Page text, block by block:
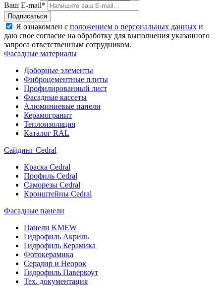
Ваш E-mail*
Подписаться
Я ознакомлен с положением о персональных данных и
даю свое согласие на обработку для выполнения указанного
запроса ответственным сотрудником.
Фасадные материалы
Доборные элементы
Фиброцементные плиты
Профилированный лист
Фасадные кассеты
Алюминиевые панели
Керамогранит
Теплоизоляция
Каталог RAL
Сайдинг Cedral
Краска Cedral
Профиль Cedral
Саморезы Cedral
Кронштейны Cedral
Фасадные панели
Панели KMEW
Гидрофиль Акриль
Гидрофиль Керамика
Фотокерамика
Серадир и Неорок
Гидрофиль Паверкоут
Тех. документация